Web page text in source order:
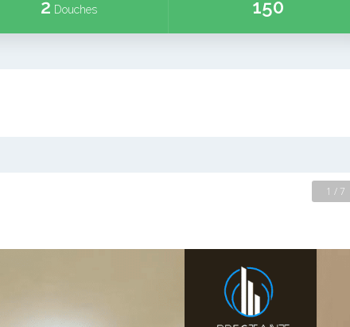
2 Douches 150
2 / 7